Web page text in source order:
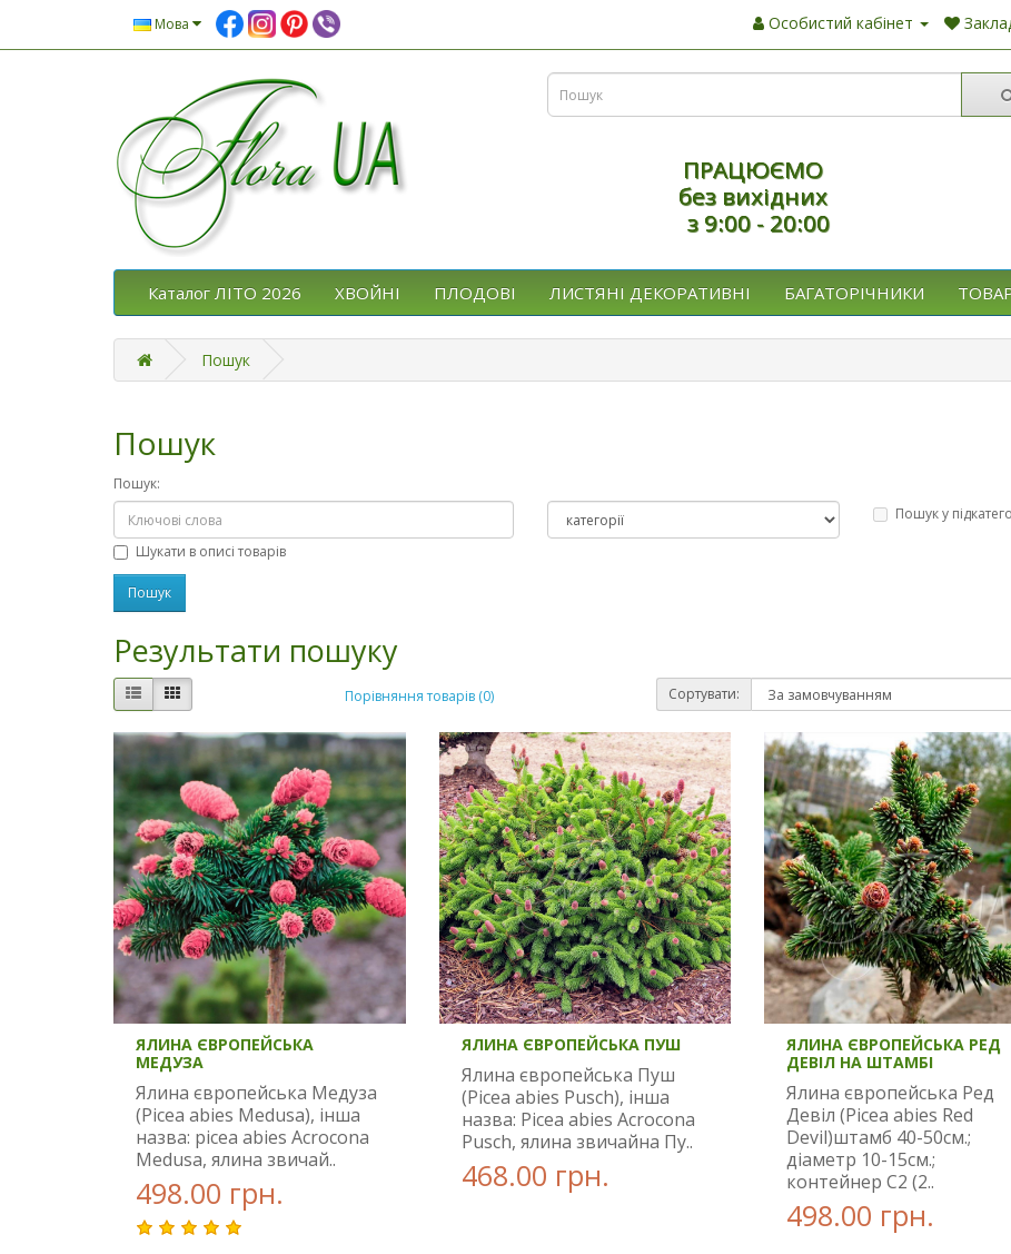
Мова Особистий кабінет
ПРАЦЮЄМО
без вихідних
з 9:00 - 20:00
Каталог ЛІТО 2026 ХВОЙНІ ПЛОДОВІ ЛИСТЯНІ ДЕКОРАТИВНІ БАГАТОРІЧНИКИ
Пошук
Пошук
Пошук:
Пошук у
Шукати в описі товарів
Результати пошуку
Порівняння товарів (0) Сортувати:
ЯЛИНА ЄВРОПЕЙСЬКА
МЕДУЗА
Ялина європейська Медуза
(Picea abies Medusa), інша
назва: picea abies Acrocona
Medusa, ялина звичай..
498.00 грн.
ЯЛИНА ЄВРОПЕЙСЬКА ПУШ
Ялина європейська Пуш
(Picea abies Pusch), інша
назва: Picea abies Acrocona
Pusch, ялина звичайна Пу..
468.00 грн.
ЯЛИНА ЄВРОПЕЙСЬКА РЕД
ДЕВІЛ НА ШТАМБІ
Ялина європейська Ред
Девіл (Picea abies Red
Devil)штамб 40-50см.;
діаметр 10-15см.;
контейнер С2 (2..
498.00 грн.